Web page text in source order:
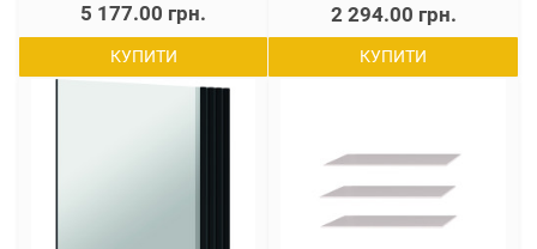
5 177.00 грн.
КУПИТИ
2 294.00 грн.
КУПИТИ